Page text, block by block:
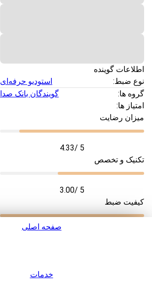
اطلاعات گوینده
نوع ضبط:
استودیو حرفه‌ای
گروه ها:
گویندگان بانک صدا
امتیاز ها:
میزان رضایت
4.33/ 5
تکنیک و تخصص
3.00/ 5
کیفیت ضبط
5.00
صفحه اصلی
خدمات